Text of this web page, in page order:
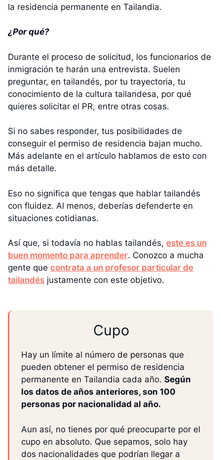
la residencia permanente en Tailandia.
¿Por qué?
Durante el proceso de solicitud, los funcionarios de
inmigración te harán una entrevista. Suelen
preguntar, en tailandés, por tu trayectoria, tu
conocimiento de la cultura tailandesa, por qué
quieres solicitar el PR, entre otras cosas.
Si no sabes responder, tus posibilidades de
conseguir el permiso de residencia bajan mucho.
Más adelante en el artículo hablamos de esto con
más detalle.
Eso no significa que tengas que hablar tailandés
con fluidez. Al menos, deberías defenderte en
situaciones cotidianas.
Así que, si todavía no hablas tailandés, este es un
buen momento para aprender. Conozco a mucha
gente que contrata a un profesor particular de
tailandés justamente con este objetivo.
Cupo
Hay un límite al número de personas que
pueden obtener el permiso de residencia
permanente en Tailandia cada año. Según
los datos de años anteriores, son 100
personas por nacionalidad al año.
Aun así, no tienes por qué preocuparte por el
cupo en absoluto. Que sepamos, solo hay
dos nacionalidades que podrían llegar a